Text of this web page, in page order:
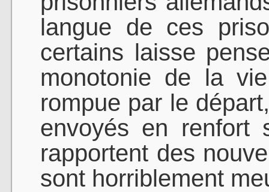
langue de ces
certains laisse
monotonie de la
rompue par le
envoyés en renfort
rapportent des
sont horriblement